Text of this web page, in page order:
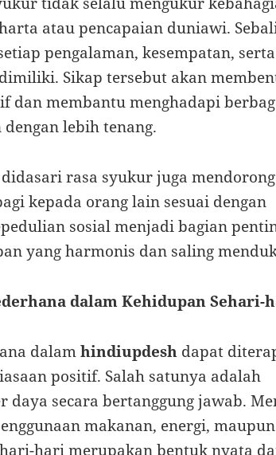
atau pencapaian duniawi.
pengalaman, kesempatan, serta
Sikap tersebut akan
dan membantu menghadapi
lebih tenang.
rasa syukur juga mendorong
kepada orang lain sesuai dengan
sosial menjadi bagian
yang harmonis dan saling
dalam Kehidupan Sehari-
dalamhindiupdesh dapat
positif. Salah satunya adalah
daya secara bertanggung jawab.
makanan, energi,
hari merupakan bentuk nyata